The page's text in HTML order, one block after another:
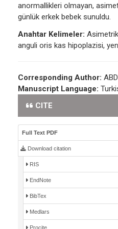
anormallikleri olmayan,
günlük erkek bebek sunuldu.
Anahtar Kelimeler:
anguli oris kas hipoplazisi,
Corresponding Author:
Manuscript Language:
CITE
Full Text PDF
Download citation
RIS
EndNote
BibTex
Medlars
Procite